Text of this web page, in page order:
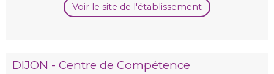
Voir le site de l'établissement
DIJON - Centre de Compétence